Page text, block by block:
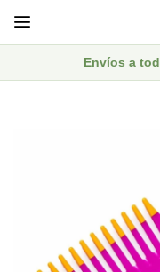

Envíos a